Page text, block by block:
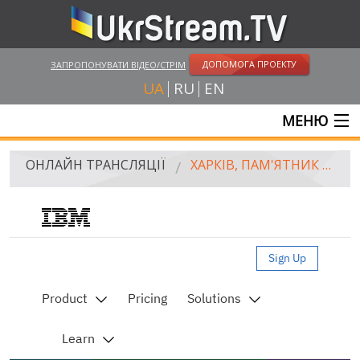
ЗАПРОПОНУВАТИ ВІДЕО/СТРІМ ДОПОМОГА ПРОЕКТУ
UA RU EN
МЕНЮ
ГОЛОВНА
UKRSTREAM.TV
ОНЛАЙН ТРАНСЛЯЦІЇ ХАРКІВ, ПАМ'ЯТНИК Т.Г. ШЕВЧЕНКО